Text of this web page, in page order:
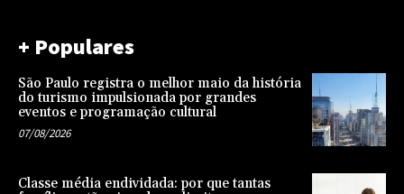
+ Populares
São Paulo registra o melhor maio da história
do turismo impulsionada por grandes
eventos e programação cultural
07/08/2026
Classe média endividada: por que tantas